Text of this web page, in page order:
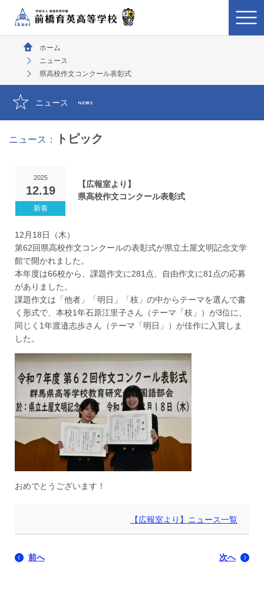
ホーム
ニュース
県高校作文コンクール表彰式
ニュース NEWS
ニュース： トピック
2025
12.19
【広報室より】
県高校作文コンクール表彰式
12月18日（木）
第62回県高校作文コンクールの表彰式が県立土屋文明記念文学
館で開かれました。
本年度は66校から、課題作文に281点、自由作文に81点の応募
がありました。
課題作文は「他者」「明日」「枝」の中からテーマを選んで書
く形式で、本校1年石原江里子さん（テーマ「枝」）が3位に、
同じく1年渡邉志歩さん（テーマ「明日」）が佳作に入賞しま
した。
おめでとうございます！
【広報室より】ニュース一覧
前へ 次へ